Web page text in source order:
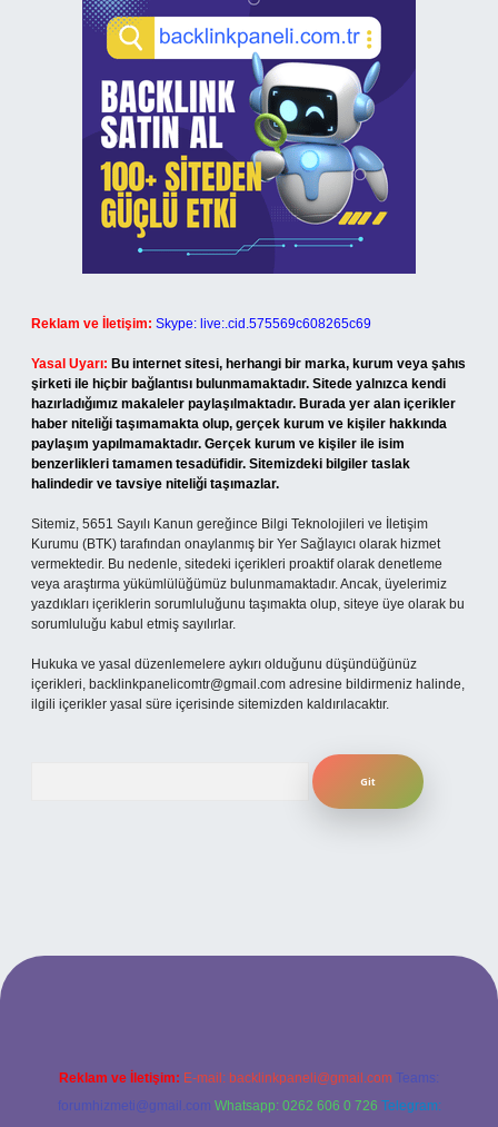
Reklam ve İletişim: Skype: live:.cid.575569c608265c69
Yasal Uyarı: Bu internet sitesi, herhangi bir marka, kurum veya şahıs
şirketi ile hiçbir bağlantısı bulunmamaktadır. Sitede yalnızca kendi
hazırladığımız makaleler paylaşılmaktadır. Burada yer alan içerikler
haber niteliği taşımamakta olup, gerçek kurum ve kişiler hakkında
paylaşım yapılmamaktadır. Gerçek kurum ve kişiler ile isim
benzerlikleri tamamen tesadüfidir. Sitemizdeki bilgiler taslak
halindedir ve tavsiye niteliği taşımazlar.
Sitemiz, 5651 Sayılı Kanun gereğince Bilgi Teknolojileri ve İletişim
Kurumu (BTK) tarafından onaylanmış bir Yer Sağlayıcı olarak hizmet
vermektedir. Bu nedenle, sitedeki içerikleri proaktif olarak denetleme
veya araştırma yükümlülüğümüz bulunmamaktadır. Ancak, üyelerimiz
yazdıkları içeriklerin sorumluluğunu taşımakta olup, siteye üye olarak bu
sorumluluğu kabul etmiş sayılırlar.
Hukuka ve yasal düzenlemelere aykırı olduğunu düşündüğünüz
içerikleri, backlinkpanelicomtr@gmail.com adresine bildirmeniz halinde,
ilgili içerikler yasal süre içerisinde sitemizden kaldırılacaktır.
betexper güncel giriş
Reklam ve İletişim: E-mail: backlinkpaneli@gmail.com Teams:
forumhizmeti@gmail.com Whatsapp: 0262 606 0 726 Telegram: